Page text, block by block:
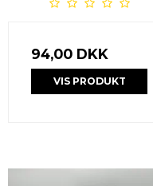
94,00 DKK
VIS PRODUKT